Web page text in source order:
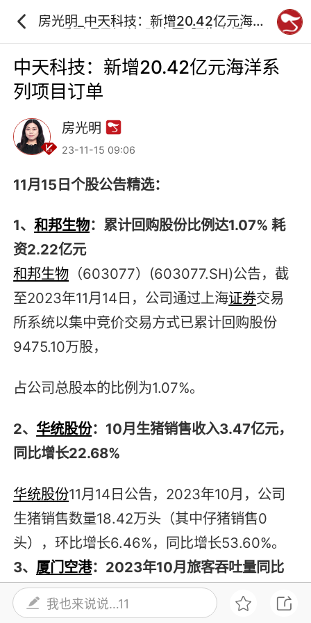
房光明_中天科技：新增20.42亿元海洋
中天科技：新增20.42亿元海洋系
列项目订单
房光明
23-11-15 09:06
11月15日个股公告精选：
1、和邦生物：累计回购股份比例达1.07% 耗
资2.22亿元
和邦生物 （603077）(603077.SH)公告，截
至2023年11月14日，公司通过上海证券交易
所系统以集中竞价交易方式已累计回购股份
9475.10万股，
占公司总股本的比例为1.07%。
2、华统股份：10月生猪销售收入3.47亿元，
同比增长22.68%
华统股份11月14日公告，2023年10月，公司
生猪销售数量18.42万头（其中仔猪销售0
头），环比增长6.46%，同比增长53.60%。
3、 厦门空港：2023年10月旅客吞吐量同比
增长158.71%
我也来说说…11